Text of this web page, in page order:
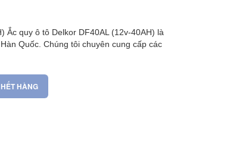
Ắc quy ô tô Delkor DF40AL (12v-40AH) là
Quốc. Chúng tôi chuyên cung cấp các
HẾT HÀNG